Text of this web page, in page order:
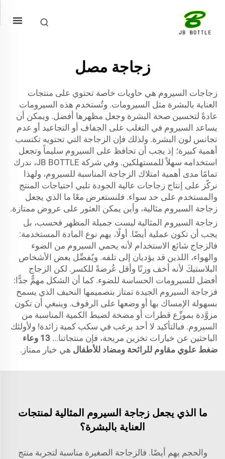
زجاجة مصل
زجاجات السيروم هي حاويات خاصة تحتوي على منتجات
العناية بالبشرة مثل السيرومات. وتُستخدم هذه السيرومات
عادةً لتحسين صحة البشرة وجعل مظهرها أفضل. ويمكن أن
يساعد السيروم في التغلب على الجفاف أو التجاعيد أو عدم
تجانس لون البشرة. ولذلك فإن الزجاجة التي تحتويه تكتسب
أهمية كبيرة؛ إذ يجب أن تحافظ على السيروم سليماً وتجعل
استخدامه سهلاً للمستهلكين. وفي شركة JB BOTTLE، ندرك
تمامًا مدى أهمية امتلاك الزجاجة المناسبة للسيروم، ولهذا
نركّز على إنتاج زجاجات عالية الجودة تلبي احتياجات المنتج
والمستخدم على حد سواء. فلنستعرض معًا ما الذي يجعل
زجاجة السيروم مثالية، وأين يمكن العثور على عروض ممتازة.
زجاجة السيروم المثالية ليست جميلة المظهر فحسب، بل
يجب أن تكون عملية أيضًا. أولًا، يهم نوع المادة المستخدمة:
فالزجاج شائع الاستخدام لأنه يحمي السيروم من الضوء
والهواء، اللذين قد يؤديان إلى تلفه. ويُفضِّل بعض الأشخاص
البلاستيكَ لأنه أخف وزنًا وأقل عُرضةً للكسر. لكن الزجاج
أفضل للسيرومات الحساسة للضوء. كما أن الشكل مهمٌّ جدًّا:
فزجاجة السيروم الجيدة تمتاز بتصميمها النحيف الذي يسمح
بسهولة الإمساك بها أو وضعها على الرفوف. وينبغي أن تكون
مزوَّدة بموزِّع قطرات أو مضخة لضبط الكمية المناسبة من
السيروم. فبالتأكيد لا أحد يرغب في سكب كمية زائدة! ولأولئك
الباحثين عن خيارات تخزين مريحة، فإن منتجاتنا...
13 وعاء
ضغط علوي مقاوم للرائحة ومضاد للأطفال هي خيار ممتاز.
ما الذي يجعل زجاجة السيروم المثالية لمنتجات
العناية بالبشرة؟
والحجم يهم أيضًا. فالزجاجة الصغيرة مناسبة لتجربة منتج